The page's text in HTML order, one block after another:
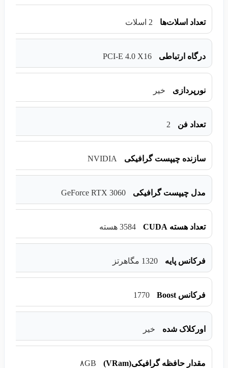
تعداد اسلات‌ها 2 اسلات
درگاه ارتباطی PCI-E 4.0 X16
نورپردازی خیر
تعداد فن 2
سازنده چیپست گرافیکی NVIDIA
مدل چیپست گرافیکی GeForce RTX 3060
تعداد هسته CUDA 3584 هسته
فرکانس پایه 1320 مگاهرتز
فرکانس Boost 1770
اورکلاک شده خیر
مقدار حافظه گرافیکی(VRam) ۸GB